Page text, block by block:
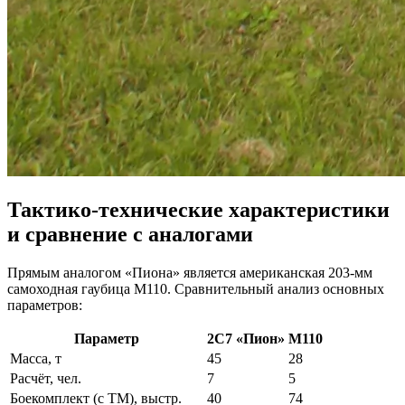
Тактико-технические характеристики
и сравнение с аналогами
Прямым аналогом «Пиона» является американская 203-мм
самоходная гаубица М110. Сравнительный анализ основных
параметров:
Параметр 2С7 «Пион» М110
Масса, т
45
28
Расчёт, чел.
7
5
Боекомплект (с ТМ), выстр.
40 74